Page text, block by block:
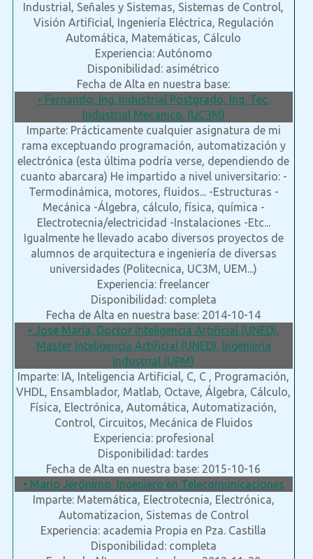
Industrial, Señales y Sistemas, Sistemas de Control,
Visión Artificial, Ingeniería Eléctrica, Regulación
Automática, Matemáticas, Cálculo
Experiencia: Autónomo
Disponibilidad: asimétrico
Fecha de Alta en nuestra base:
• Fernando, Ing. Industrial Postgrado, Ing. Tec.
Industrial Mecanico. (UC3M)
Imparte: Prácticamente cualquier asignatura de mi
rama exceptuando programación, automatización y
electrónica (esta última podría verse, dependiendo de
cuanto abarcara) He impartido a nivel universitario: -
Termodinámica, motores, fluidos... -Estructuras -
Mecánica -Álgebra, cálculo, física, química -
Electrotecnia/electricidad -Instalaciones -Etc...
Igualmente he llevado acabo diversos proyectos de
alumnos de arquitectura e ingeniería de diversas
universidades (Politecnica, UC3M, UEM...)
Experiencia: freelancer
Disponibilidad: completa
Fecha de Alta en nuestra base: 2014-10-14
• Jose María, Doctor Inteligencia Artificial (UNED),
Master Inteligencia Artificial (UNED), Ingeniería
Industrial (UPM)
Imparte: IA, Inteligencia Artificial, C, C , Programación,
VHDL, Ensamblador, Matlab, Octave, Álgebra, Cálculo,
Física, Electrónica, Automática, Automatización,
Control, Circuitos, Mecánica de Fluidos
Experiencia: profesional
Disponibilidad: tardes
Fecha de Alta en nuestra base: 2015-10-16
• Mario Jerónimo, Ingeniero en Telecomunicaciones
Imparte: Matemática, Electrotecnia, Electrónica,
Automatizacion, Sistemas de Control
Experiencia: academia Propia en Pza. Castilla
Disponibilidad: completa